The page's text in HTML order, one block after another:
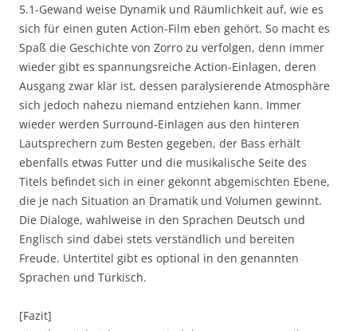
5.1-Gewand weise Dynamik und Räumlichkeit auf, wie es
sich für einen guten Action-Film eben gehört. So macht es
Spaß die Geschichte von Zorro zu verfolgen, denn immer
wieder gibt es spannungsreiche Action-Einlagen, deren
Ausgang zwar klar ist, dessen paralysierende Atmosphäre
sich jedoch nahezu niemand entziehen kann. Immer
wieder werden Surround-Einlagen aus den hinteren
Lautsprechern zum Besten gegeben, der Bass erhält
ebenfalls etwas Futter und die musikalische Seite des
Titels befindet sich in einer gekonnt abgemischten Ebene,
die je nach Situation an Dramatik und Volumen gewinnt.
Die Dialoge, wahlweise in den Sprachen Deutsch und
Englisch sind dabei stets verständlich und bereiten
Freude. Untertitel gibt es optional in den genannten
Sprachen und Türkisch.
[Fazit]